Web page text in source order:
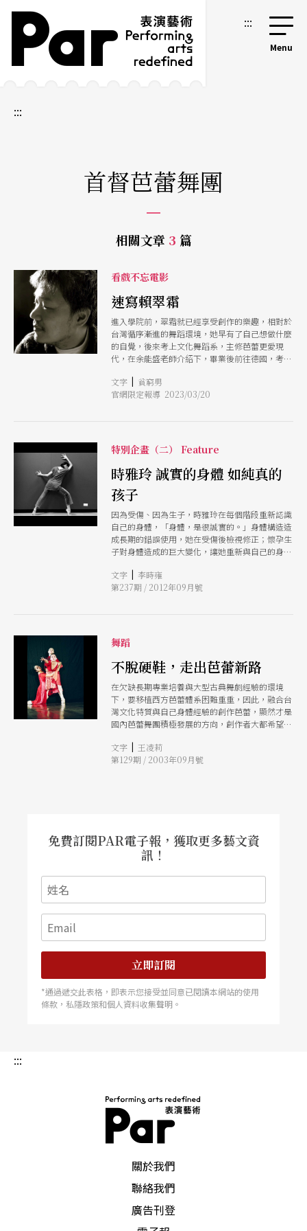
跳到主要內容區塊
網站導覽 :::
:::
首督芭蕾舞團
相關文章 3 篇
看戲不忘電影
速寫賴翠霜
進入學院前，翠霜就已經享受創作的樂趣，相對於
台灣循序漸進的舞蹈環境，她早有了自己想做什麼
的自覺，後來考上文化舞蹈系，主修芭蕾更愛現
代，在余能盛老師介紹下，畢業後前往德國，考上
的，在福克旺都不重要，她在這裡學到最重要的是
「表演」。
文字 | 貧窮男
官網限定報導 2023/03/20
特別企畫（二） Feature
時雅玲 誠實的身體 如純真的
孩子
因為受傷、因為生子，時雅玲在每個階段重新認識
自己的身體，「身體，是很誠實的。」身體構造造
成長期的錯誤使用，她在受傷後檢視修正；懷孕生
子對身體造成的巨大變化，讓她重新與自己的身體
文字 | 李時雍
第237期 / 2012年09月號
舞蹈
不脫硬鞋，走出芭蕾新路
在欠缺長期專業培養與大型古典舞劇經驗的環境
下，要移植西方芭蕾體系困難重重，因此，融合台
灣文化特質與自己身體經驗的創作芭蕾，顯然才是
國內芭蕾舞團積極發展的方向，創作者大都希望芭
步的堆疊與排列組合，而是在不脫芭蕾舞鞋的堅持
下，運用西方古典芭蕾的身體經驗，發展屬於台灣
文字 | 王凌莉
第129期 / 2003年09月號
免費訂閱PAR電子報，獲取更多藝文資
訊！
立即訂閱
*通過遞交此表格，即表示您接受並同意已閱讀本網站的使用
條款，私隱政策和個人資料收集聲明。
:::
關於我們
聯絡我們
廣告刊登